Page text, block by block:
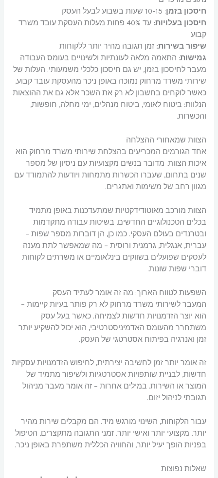
חיסכון בזמן: 10-15 שעות בשבוע לבעל העסק
חיסכון בעלויות:
עד 40% פחות מעלות העסקת עובד משרד
קבוע
שיפור בשירות: זמן תגובה מהיר יותר ללקוחות
גמישות: התאמה מלאה לעונתיות ולשינויים בעומס העבודה
מעבר לחיסכון בזמן, יש גם חיסכון כלכלי משמעותי. העלות של
שירותי משרד מרחוק נמוכה באופן ניכר מהעסקת עובד קבוע,
כאשר לוקחים בחשבון לא רק את השכר אלא גם את ההוצאות
הנלוות: ביטוח לאומי, ביטוח מנהלים, ימי מחלה, חופשות,
והכשרות.
הצוות שמאחורי ההצלחה
אחד הגורמים המכריעים בהצלחת שירותי משרד מרחוק הוא
איכות הצוות. מדובר בנשים מקצועיות עם ניסיון של מספר
שנים בתחום, שעברו הכשרות מתמחות ויודעות להתמודד עם
מגוון רחב של משימות ואתגרים.
הצוות מורכב מאוטודידקטיות שמתעדכנות באופן מתמיד
בכלים הטכנולוגיים החדשים, בשיטות עבודה מתקדמות
ובטרנדים בעולם העסקי. כמו כן, הן דוברות מספר שפות –
עברית, אנגלית, גרמנית ורוסית – מה שמאפשר לתת מענה
לעסקים שפועלים בשווקים בינלאומיים או משרתים לקוחות
דוברי שפות שונות.
השפעות לטווח הארוך: מה זה אומר לעתיד העסק
המעבר לשירותי משרד מרחוק לא רק פותר בעיות קיימות –
הוא יוצר הזדמנויות חדשות לצמיחה. כאשר בעל עסק
משתחרר מהעומס האדמיניסטרטיבי, הוא יכול להשקיע יותר
זמן ואנרגיה בפיתוח אסטרטגי של העסק.
זה אומר יותר זמן לחשיבה יצירתית, לחיפוש הזדמנויות עסקיות
חדשות, לבניית שותפויות אסטרטגיות ולשיפור מתמיד של
המוצר או השירות. במילים אחרות – זה אומר מעבר מניהול
תגובתי לניהול יזום.
עבור הלקוחות, השינוי מורגש מיד. הם מקבלים שירות מהיר
יותר, מקצועי יותר ואישי יותר. זמני התגובה מתקצרים, הטיפול
בפניות הופך יעיל יותר, והחוויה הכללית משתפרת באופן ניכר.
שאלות נפוצות